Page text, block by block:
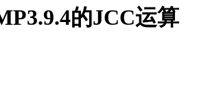
的JCC运算